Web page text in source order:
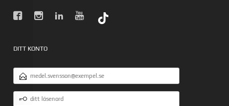
DITT KONTO
POSTADRESS
DITT
LÖSENORD